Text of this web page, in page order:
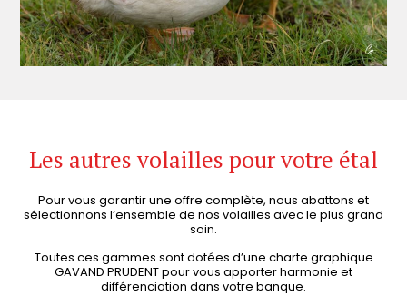
Les autres volailles pour votre étal
Pour vous garantir une offre complète, nous abattons et
sélectionnons l’ensemble de nos volailles avec le plus grand
soin.
Toutes ces gammes sont dotées d’une charte graphique
GAVAND PRUDENT pour vous apporter harmonie et
différenciation dans votre banque.